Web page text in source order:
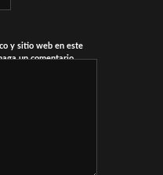
y sitio web en este
un comentario.